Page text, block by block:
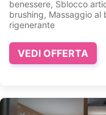
benessere, Sblocco
brushing, Massaggio al
rigenerante
VEDI OFFERTA